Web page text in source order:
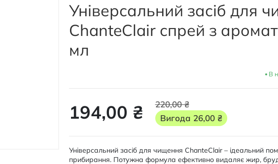
Універсальний засіб для
ChanteClair спрей з
мл
В
194,00 ₴
220,00 ₴
Вигода 26,00 ₴
Універсальний засіб для чищення ChanteClair – ідеальний
прибирання. Потужна формула ефективно видаляє жир, бруд